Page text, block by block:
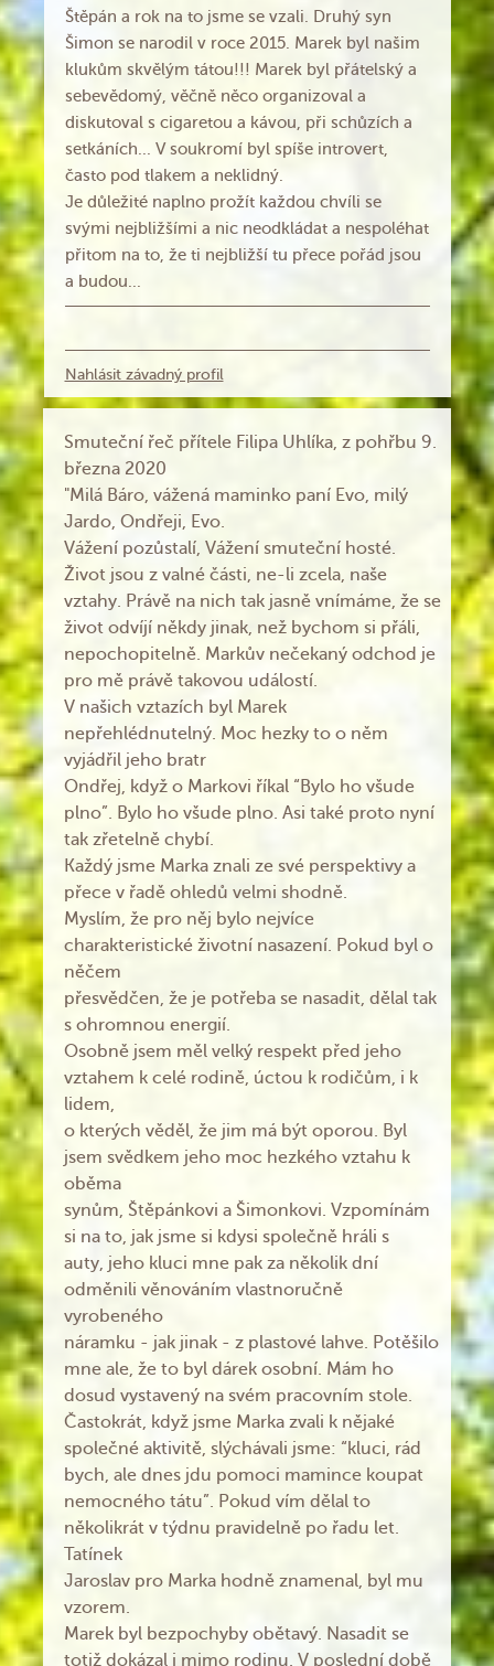
Štěpán a rok na to jsme se vzali. Druhý syn
Šimon se narodil v roce 2015. Marek byl našim
klukům skvělým tátou!!! Marek byl přátelský a
sebevědomý, věčně něco organizoval a
diskutoval s cigaretou a kávou, při schůzích a
setkáních... V soukromí byl spíše introvert,
často pod tlakem a neklidný.
Je důležité naplno prožít každou chvíli se
svými nejbližšími a nic neodkládat a nespoléhat
přitom na to, že ti nejbližší tu přece pořád jsou
a budou...
Nahlásit závadný profil
Smuteční řeč přítele Filipa Uhlíka, z pohřbu 9.
března 2020
"Milá Báro, vážená maminko paní Evo, milý
Jardo, Ondřeji, Evo.
Vážení pozůstalí, Vážení smuteční hosté.
Život jsou z valné části, ne-li zcela, naše
vztahy. Právě na nich tak jasně vnímáme, že se
život odvíjí někdy jinak, než bychom si přáli,
nepochopitelně. Markův nečekaný odchod je
pro mě právě takovou událostí.
V našich vztazích byl Marek
nepřehlédnutelný. Moc hezky to o něm
vyjádřil jeho bratr
Ondřej, když o Markovi říkal “Bylo ho všude
plno”. Bylo ho všude plno. Asi také proto nyní
tak zřetelně chybí.
Každý jsme Marka znali ze své perspektivy a
přece v řadě ohledů velmi shodně.
Myslím, že pro něj bylo nejvíce
charakteristické životní nasazení. Pokud byl o
něčem
přesvědčen, že je potřeba se nasadit, dělal tak
s ohromnou energií.
Osobně jsem měl velký respekt před jeho
vztahem k celé rodině, úctou k rodičům, i k
lidem,
o kterých věděl, že jim má být oporou. Byl
jsem svědkem jeho moc hezkého vztahu k
oběma
synům, Štěpánkovi a Šimonkovi. Vzpomínám
si na to, jak jsme si kdysi společně hráli s
auty, jeho kluci mne pak za několik dní
odměnili věnováním vlastnoručně
vyrobeného
náramku - jak jinak - z plastové lahve. Potěšilo
mne ale, že to byl dárek osobní. Mám ho
dosud vystavený na svém pracovním stole.
Častokrát, když jsme Marka zvali k nějaké
společné aktivitě, slýchávali jsme: “kluci, rád
bych, ale dnes jdu pomoci mamince koupat
nemocného tátu”. Pokud vím dělal to
několikrát v týdnu pravidelně po řadu let.
Tatínek
Jaroslav pro Marka hodně znamenal, byl mu
vzorem.
Marek byl bezpochyby obětavý. Nasadit se
totiž dokázal i mimo rodinu. V poslední době